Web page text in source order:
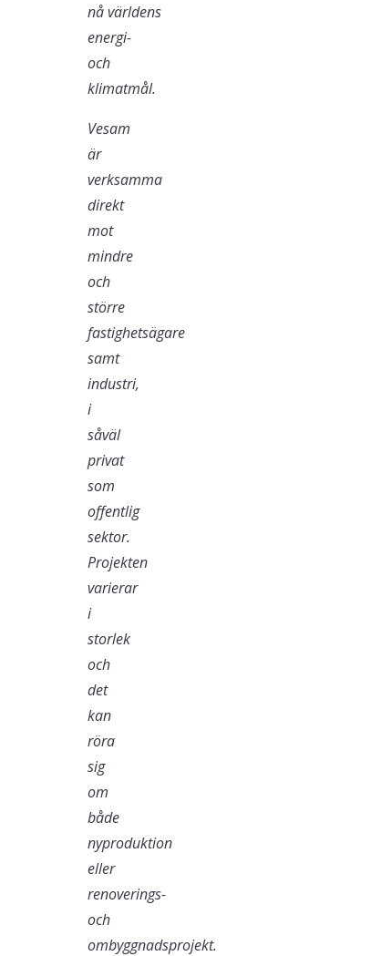
nåvärldens
energi-
och
klimatmål.
Vesam
är
verksamma
direkt
mot
mindre
och
större
fastighetsägare
samt
industri,
i
såväl
privat
som
offentlig
sektor.
Projekten
varierar
i
storlek
och
det
kan
röra
sig
om
både
nyproduktion
eller
renoverings-
och
ombyggnadsprojekt.